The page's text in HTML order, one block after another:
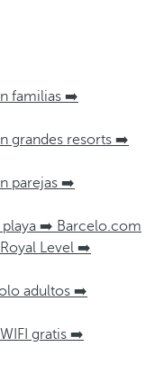
familias ➡️
grandes resorts ➡️
parejas ➡️
playa ➡️ Barcelo.com
Level ➡️
adultos ➡️
gratis ➡️